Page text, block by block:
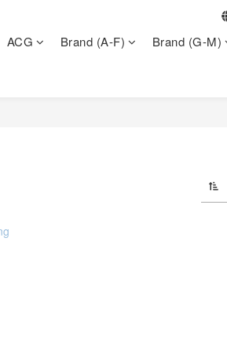
ACG Brand (A-F) Brand (G-M)